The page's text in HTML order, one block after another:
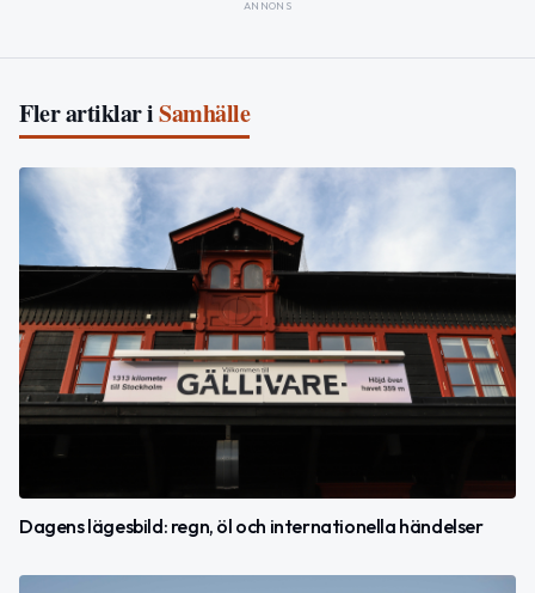
ANNONS
Fler artiklar iSamhälle
Dagens lägesbild: regn, öl och internationella händelser